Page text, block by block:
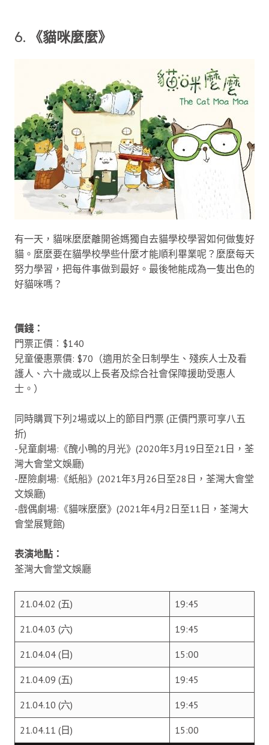
6. 《貓咪麼麼》
有一天，貓咪麼麼離開爸媽獨自去貓學校學習如何做隻好
貓。麼麼要在貓學校學些什麼才能順利畢業呢？麼麼每天
努力學習，把每件事做到最好。最後牠能成為一隻出色的
好貓咪嗎？
價錢：
門票正價︰$140
兒童優惠票價: $70（適用於全日制學生、殘疾人士及看
護人、六十歲或以上長者及綜合社會保障援助受惠人
士。）
同時購買下列2場或以上的節目門票 (正價門票可享八五
折)
-兒童劇場:《醜小鴨的月光》(2020年3月19日至21日，荃
灣大會堂文娛廳)
-歷險劇場:《紙船》(2021年3月26日至28日，荃灣大會堂
文娛廳)
-戲偶劇場:《貓咪麼麼》(2021年4月2日至11日，荃灣大
會堂展覽館)
表演地點：
荃灣大會堂文娛廳
21.04.02 (五) 19:45
21.04.03 (六) 19:45
21.04.04 (日) 15:00
21.04.09 (五) 19:45
21.04.10 (六) 19:45
21.04.11 (日) 15:00